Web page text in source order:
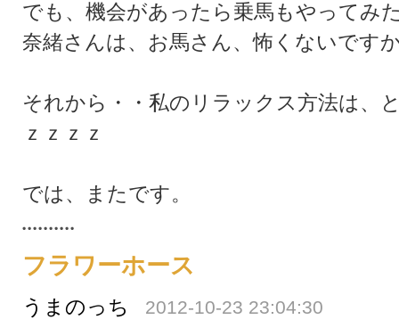
でも、機会があったら乗馬もやってみ
奈緒さんは、お馬さん、怖くないです
それから・・私のリラックス方法は、
ｚｚｚｚ
では、またです。
フラワーホース
うまのっち 2012-10-23 23:04:30